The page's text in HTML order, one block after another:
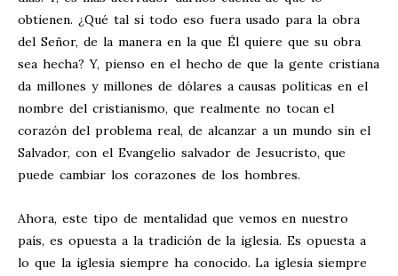
obtienen. ¿Qué tal si todo eso fuera usado para la obra
del Señor, de la manera en la que Él quiere que su obra
sea hecha? Y, pienso en el hecho de que la gente cristiana
da millones y millones de dólares a causas políticas en el
nombre del cristianismo, que realmente no tocan el
corazón del problema real, de alcanzar a un mundo sin el
Salvador, con el Evangelio salvador de Jesucristo, que
puede cambiar los corazones de los hombres.
Ahora, este tipo de mentalidad que vemos en nuestro
país, es opuesta a la tradición de la iglesia. Es opuesta a
lo que la iglesia siempre ha conocido. La iglesia siempre